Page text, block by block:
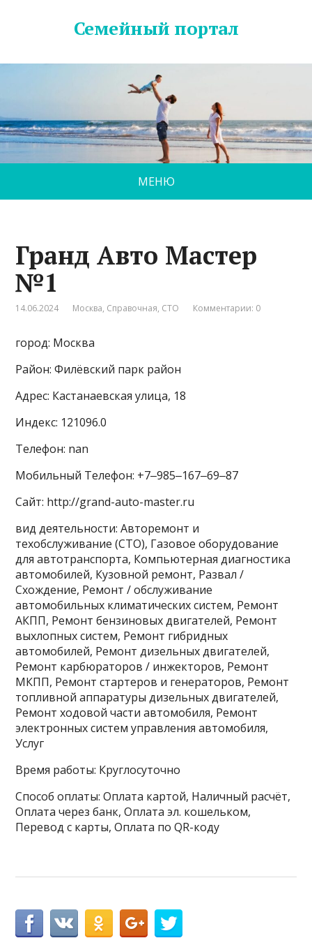
Семейный портал
МЕНЮ
Гранд Авто Мастер
№1
14.06.2024 Москва, Справочная, СТО Комментарии: 0
город: Москва
Район: Филёвский парк район
Адрес: Кастанаевская улица, 18
Индекс: 121096.0
Телефон: nan
Мобильный Телефон: +7‒985‒167‒69‒87
Сайт: http://grand-auto-master.ru
вид деятельности: Авторемонт и
техобслуживание (СТО), Газовое оборудование
для автотранспорта, Компьютерная диагностика
автомобилей, Кузовной ремонт, Развал /
Схождение, Ремонт / обслуживание
автомобильных климатических систем, Ремонт
АКПП, Ремонт бензиновых двигателей, Ремонт
выхлопных систем, Ремонт гибридных
автомобилей, Ремонт дизельных двигателей,
Ремонт карбюраторов / инжекторов, Ремонт
МКПП, Ремонт стартеров и генераторов, Ремонт
топливной аппаратуры дизельных двигателей,
Ремонт ходовой части автомобиля, Ремонт
электронных систем управления автомобиля,
Услуг
Время работы: Круглосуточно
Способ оплаты: Оплата картой, Наличный расчёт,
Оплата через банк, Оплата эл. кошельком,
Перевод с карты, Оплата по QR-коду